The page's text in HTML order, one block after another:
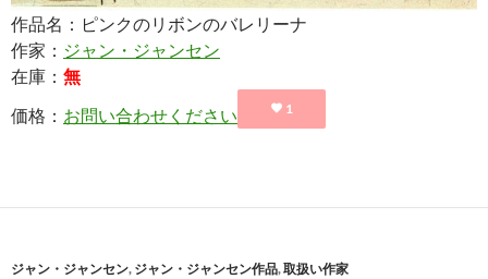
作品名：ピンクのリボンのバレリーナ
作家： ジャン・ジャンセン
在庫： 無
価格： お問い合わせください 1
ジャン・ジャンセン, ジャン・ジャンセン作品,取扱い作家